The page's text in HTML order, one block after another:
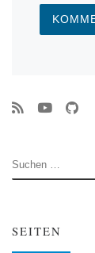
SUCHE
SEITEN